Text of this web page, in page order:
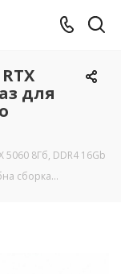
для
5060 8Гб, DDR4 16Gb
сборка...